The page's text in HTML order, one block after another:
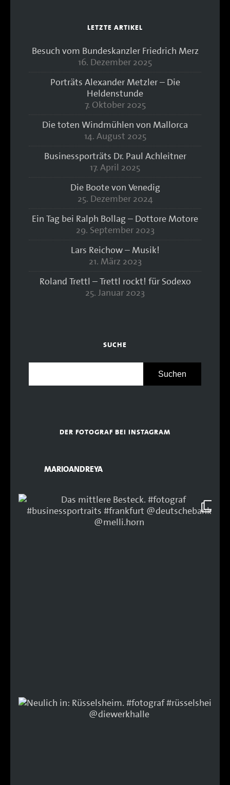
LETZTE ARTIKEL
Besuch vom Bundeskanzler Friedrich Merz
16. Dezember 2025
Porträts Alexander Metzler – Die
Heldenstunde
7. Oktober 2025
Die toten Windmühlen von Mallorca
14. August 2025
Businessporträts Dr. Paul Achleitner
17. April 2025
Die Boote von Venedig
25. Dezember 2024
Ein Tag bei Ralph Bollag – Dottore Motore
29. September 2023
Lars Reichow – Musik!
21. März 2023
Roland Trettl – Trettl rockt! für Sodexo
25. Januar 2023
SUCHE
DER FOTOGRAF BEI INSTAGRAM
MARIOANDREYA